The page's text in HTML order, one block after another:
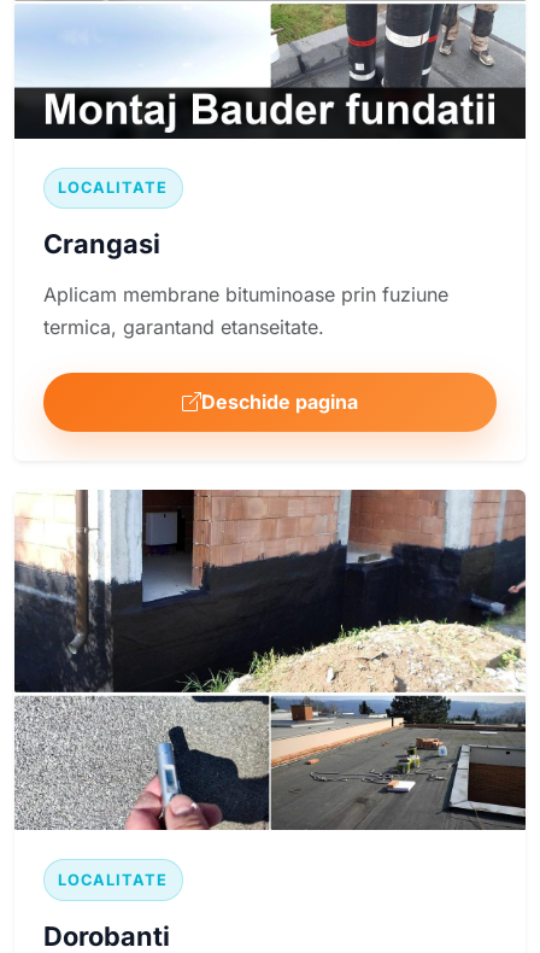
LOCALITATE
Crangasi
Aplicam membrane bituminoase prin fuziune
termica, garantand etanseitate.
Deschide pagina
LOCALITATE
Dorobanti